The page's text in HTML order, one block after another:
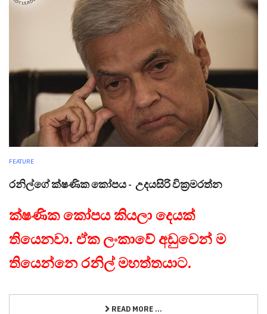
FEATURE
රනිල්ගේ ක්ෂණික කෝපය - උදයසිරි වික්‍රමරත්න
ක්ෂණික කෝපය කියලා දෙයක්
තියෙනවා. ඒක ලංකාවේ අඩුවෙන් ම
තියෙන්නෙ රනිල් මහත්තයාට.
READ MORE ...